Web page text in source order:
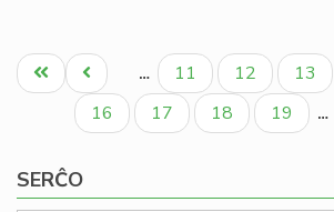
Pagination
Unua
paĝo
Antaŭa
paĝo
… Paĝo
11 Paĝo
12 Paĝo
13
Paĝo
16 Paĝo
17 Paĝo
18 Paĝo
19 …
SERĈO